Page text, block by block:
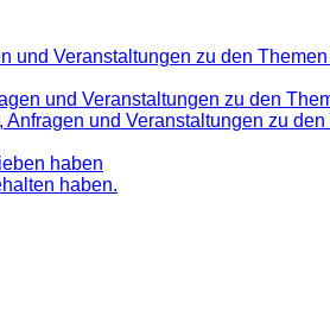
und Veranstaltungen zu den
und Veranstaltungen zu den
und Veranstaltungen zu
haben
haben.